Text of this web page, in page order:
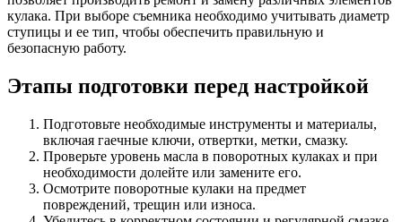
кулака. При выборе съемника необходимо учитывать диаметр
ступицы и ее тип, чтобы обеспечить правильную и
безопасную работу.
Этапы подготовки перед настройкой
Подготовьте необходимые инструменты и материалы,
включая гаечные ключи, отвертки, метки, смазку.
Проверьте уровень масла в поворотных кулаках и при
необходимости долейте или замените его.
Осмотрите поворотные кулаки на предмет
повреждений, трещин или износа.